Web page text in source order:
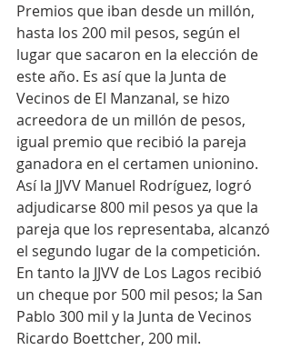
Premios que iban desde un millón,
hasta los 200 mil pesos, según el
lugar que sacaron en la elección de
este año. Es así que la Junta de
Vecinos de El Manzanal, se hizo
acreedora de un millón de pesos,
igual premio que recibió la pareja
ganadora en el certamen unionino.
Así la JJVV Manuel Rodríguez, logró
adjudicarse 800 mil pesos ya que la
pareja que los representaba, alcanzó
el segundo lugar de la competición.
En tanto la JJVV de Los Lagos recibió
un cheque por 500 mil pesos; la San
Pablo 300 mil y la Junta de Vecinos
Ricardo Boettcher, 200 mil.